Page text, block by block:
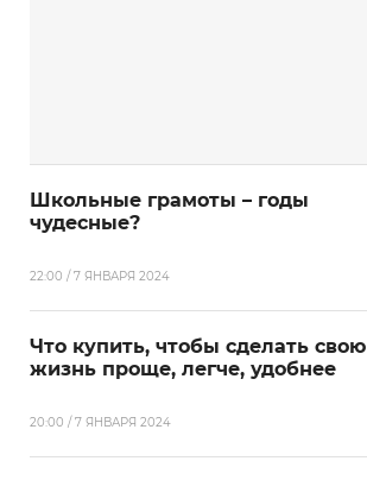
Школьные грамоты – годы
чудесные?
22:00 / 7 ЯНВАРЯ 2024
Что купить, чтобы сделать свою
жизнь проще, легче, удобнее
20:00 / 7 ЯНВАРЯ 2024